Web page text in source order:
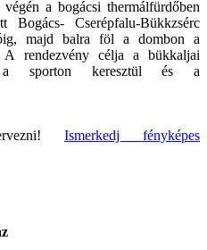
a bogácsi thermálfürdőben
Cserépfalu-Bükkzsérc
majd balra föl a dombon a
A rendezvény célja a bükkaljai
a sporton keresztül és a
Ismerkedj fényképes